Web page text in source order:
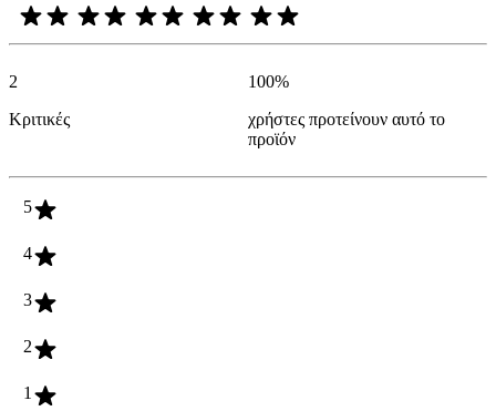
2
Κριτικές
100%
χρήστες προτείνουν αυτό το
προϊόν
5
4
3
2
1